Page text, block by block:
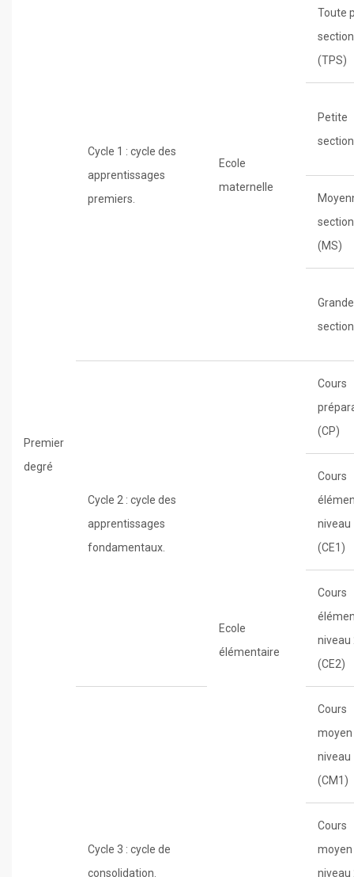
Premier
degré
Cycle 1 : cycle des
apprentissages
premiers.
Ecole
maternelle
Toute
section
(TPS)
Petite
section
(MS)
Grande
Cycle 2 : cycle des
apprentissages
fondamentaux.
Ecole
élémentaire
Cours
(CP)
Cours
niveau
(CE1)
Cours
niveau
(CE2)
Cycle 3 : cycle de
consolidation.
Cours
moyen
niveau
(CM1)
Cours
moyen
niveau